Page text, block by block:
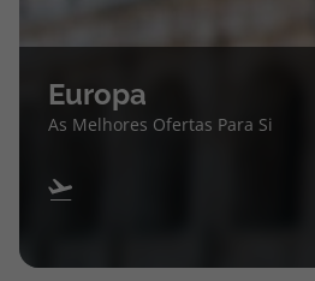
Europa
As Melhores Ofertas Para Si